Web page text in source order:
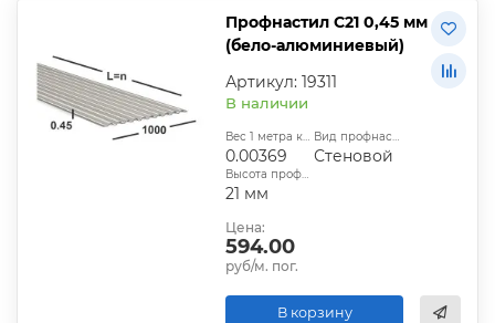
Профнастил С21 0,45 мм
(бело-алюминиевый)
Артикул: 19311
В наличии
Вес 1 метра квадратного, т:
0.00369
Вид профнастила:
Стеновой
Высота профиля:
21 мм
Цена:
594.00
руб/м. пог.
В корзину